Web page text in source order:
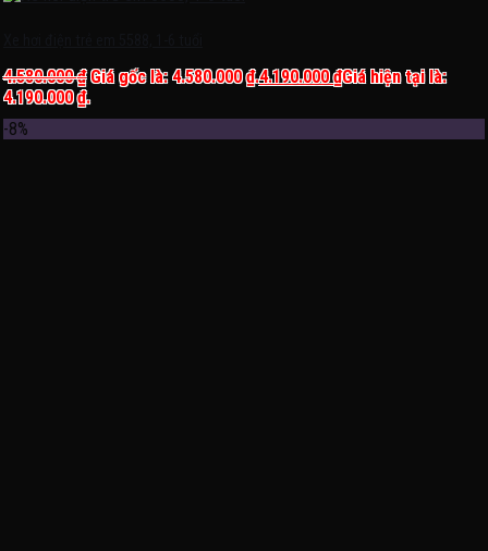
4.580.000₫ Giá gốc là: 4.580.000 ₫.4.190.000₫Giá hiện tại là:
4.190.000 ₫.
-8%